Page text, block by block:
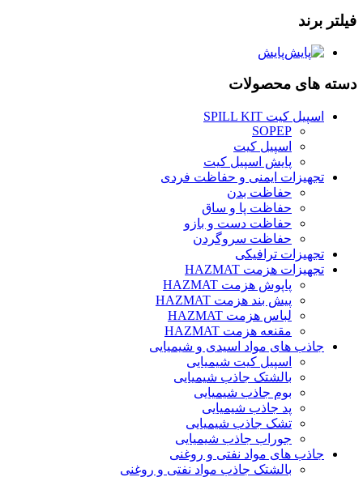
فیلتر برند
پایش
دسته های محصولات
اسپیل کیت SPILL KIT
SOPEP
اسپیل کیت
پایش اسپیل کیت
تجهیزات ایمنی و حفاظت فردی
حفاظت بدن
حفاظت پا و ساق
حفاظت دست و بازو
حفاظت سروگردن
تجهیزات ترافیکی
تجهیزات هزمت HAZMAT
پاپوش هزمت HAZMAT
پیش بند هزمت HAZMAT
لباس هزمت HAZMAT
مقنعه هزمت HAZMAT
جاذب های مواد اسیدی و شیمیایی
اسپیل کیت شیمیایی
بالشتک جاذب شیمیایی
بوم جاذب شیمیایی
پد جاذب شیمیایی
تشک جاذب شیمیایی
جوراب جاذب شیمیایی
جاذب های مواد نفتی و روغنی
بالشتک جاذب مواد نفتی و روغنی